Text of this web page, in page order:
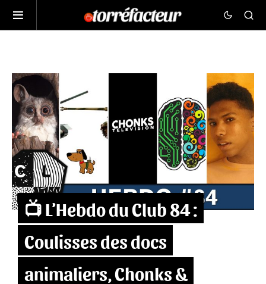
📺 L’Hebdo du Club 84 :
Coulisses des docs
animaliers, Chonks &